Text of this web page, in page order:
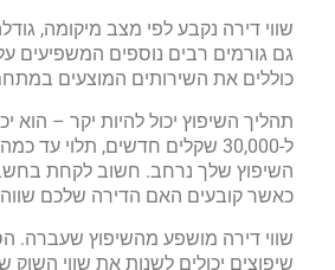
שווי דירה נקבע לפי מצב מיקומה,
גם גורמים רבים נוספים המשפיעים
כוללים את השירותים המוצעים
ל-30,000 שקלים חדשים, תלוי עד
השיפוץ שלך נרחב. חשוב לקחת
כאשר קובעים האם הדירה שלכם שווה
שווי דירה מושפע מהשיפוץ שעברה.
שיפוצים יכולים לשנות את שווי